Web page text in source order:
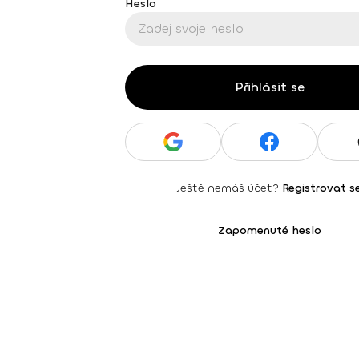
Heslo
Přihlásit se
Ještě nemáš účet? Registrovat
Zapomenuté heslo